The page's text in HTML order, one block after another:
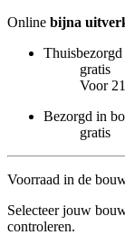
Online bijna
Thuisbezorgd
gratis
Voor
Bezorgd in
gratis
Voorraad in de
Selecteer jouw
controleren.